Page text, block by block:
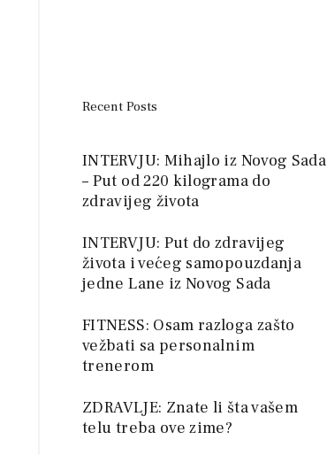
Recent Posts
INTERVJU: Mihajlo iz Novog Sada
– Put od 220 kilograma do
zdravijeg života
INTERVJU: Put do zdravijeg
života i većeg samopouzdanja
jedne Lane iz Novog Sada
FITNESS: Osam razloga zašto
vežbati sa personalnim
trenerom
ZDRAVLJE: Znate li šta vašem
telu treba ove zime?